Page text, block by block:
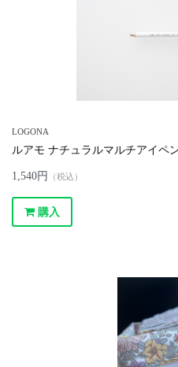
LOGONA
ルアモ ナチュラルマルチアイペ
1,540円 （税込）
購入